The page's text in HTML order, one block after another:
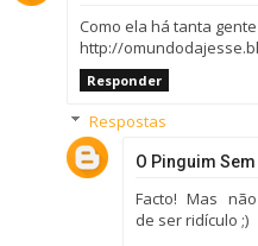
Como ela há tanta
http://
Responder
Respostas
O Pinguim
Facto! Mas
de ser ridículo ;)